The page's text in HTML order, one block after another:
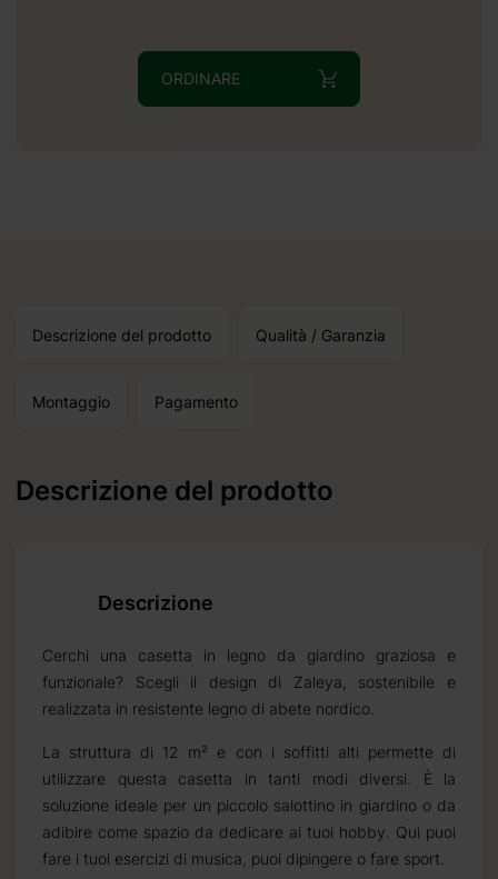
ORDINARE
Descrizione del prodotto Qualità / Garanzia
Montaggio Pagamento
Descrizione del prodotto
Descrizione
Cerchi una casetta in legno da giardino graziosa e
funzionale? Scegli il design di Zaleya, sostenibile e
realizzata in resistente legno di abete nordico.
La struttura di 12 m² e con i soffitti alti permette di
utilizzare questa casetta in tanti modi diversi. È la
soluzione ideale per un piccolo salottino in giardino o da
adibire come spazio da dedicare ai tuoi hobby. Qui puoi
fare i tuoi esercizi di musica, puoi dipingere o fare sport.